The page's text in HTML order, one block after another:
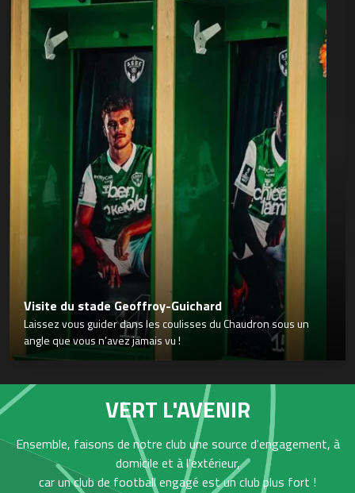
Visite du stade Geoffroy-Guichard
Laissez vous guider dans les coulisses du Chaudron sous un
angle que vous n’avez jamais vu !
VERT L'AVENIR
Ensemble, faisons de notre club une source d'engagement, à
domicile et à l'extérieur,
car un club de football engagé est un club plus fort !